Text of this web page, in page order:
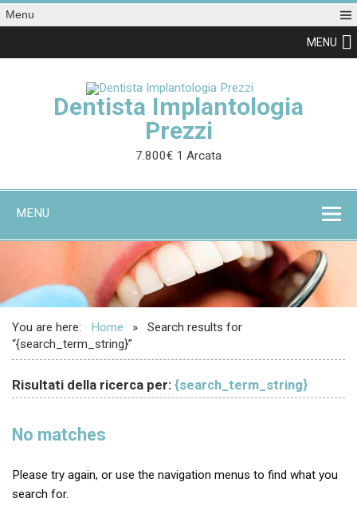
Menu
MENU
Dentista Implantologia
Prezzi
7.800€ 1 Arcata
MENU
You are here: Home
Search results for
“{search_term_string}”
Risultati della ricerca per:{search_term_string}
No matches
Please try again, or use the navigation menus to find what you
search for.